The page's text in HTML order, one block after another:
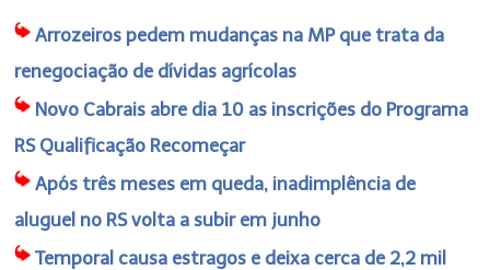
Arrozeiros pedem mudanças na MP que trata da
renegociação de dívidas agrícolas
Novo Cabrais abre dia 10 as inscrições do Programa
RS Qualificação Recomeçar
Após três meses em queda, inadimplência de
aluguel no RS volta a subir em junho
Temporal causa estragos e deixa cerca de 2,2 mil